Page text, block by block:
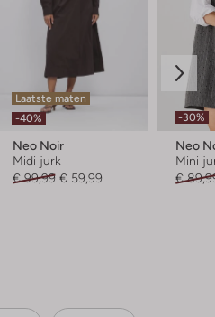
Laatste maten
-40%
Neo Noir
Midi jurk
€ 99,99 € 59,99
-30%
Neo
Mini
€